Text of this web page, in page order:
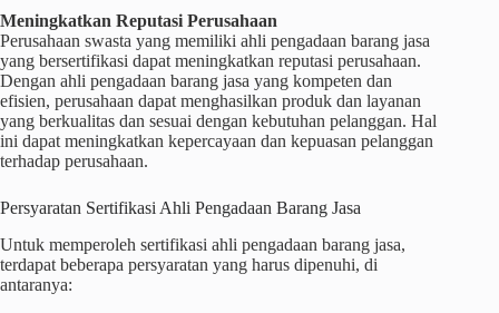
Meningkatkan Reputasi Perusahaan
Perusahaan swasta yang memiliki ahli pengadaan barang jasa
yang bersertifikasi dapat meningkatkan reputasi perusahaan.
Dengan ahli pengadaan barang jasa yang kompeten dan
efisien, perusahaan dapat menghasilkan produk dan layanan
yang berkualitas dan sesuai dengan kebutuhan pelanggan. Hal
ini dapat meningkatkan kepercayaan dan kepuasan pelanggan
terhadap perusahaan.
Persyaratan Sertifikasi Ahli Pengadaan Barang Jasa
Untuk memperoleh sertifikasi ahli pengadaan barang jasa,
terdapat beberapa persyaratan yang harus dipenuhi, di
antaranya: